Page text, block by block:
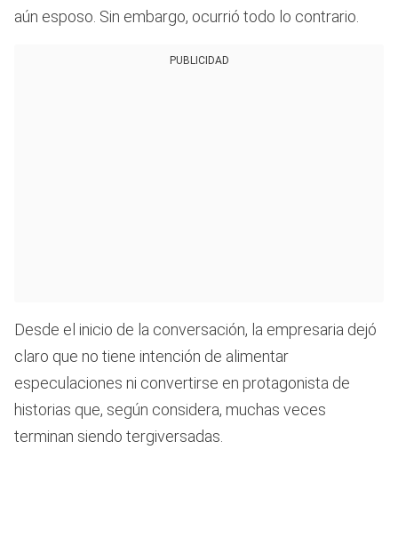
aún esposo. Sin embargo, ocurrió todo lo contrario.
PUBLICIDAD
Desde el inicio de la conversación, la empresaria dejó
claro que no tiene intención de alimentar
especulaciones ni convertirse en protagonista de
historias que, según considera, muchas veces
terminan siendo tergiversadas.